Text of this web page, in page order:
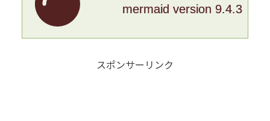
mermaid version 9.4.3
スポンサーリンク